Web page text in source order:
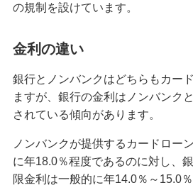
スクの回避方法と賢い使い方
カードローンで800万円借り
は？利用限度額の仕組みも解
カードローンとクレジット
いとは？借換や返済ポイント
カードローンの契約期間とは
の規制を設けています。
金利の違い
銀行とノンバンクはどちらもカー
ますが、銀行の金利はノンバンク
されている傾向があります。
ノンバンクが提供するカードロー
に年18.0％程度であるのに対し、
限金利は一般的に年14.0％～15.0％